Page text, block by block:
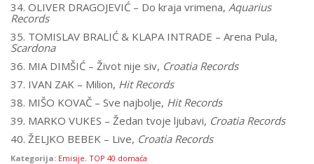
34. OLIVER DRAGOJEVIĆ – Do kraja vrimena, Aquarius
Records
35. TOMISLAV BRALIĆ & KLAPA INTRADE – Arena Pula,
Scardona
36. MIA DIMŠIĆ – Život nije siv, Croatia Records
37. IVAN ZAK – Milion, Hit Records
38. MIŠO KOVAČ – Sve najbolje, Hit Records
39. MARKO VUKES – Žedan tvoje ljubavi, Croatia Records
40. ŽELJKO BEBEK – Live, Croatia Records
Kategorija: Emisije, TOP 40 domaća